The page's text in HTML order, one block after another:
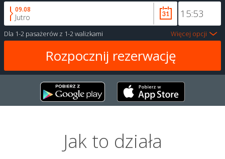
09.08
Jutro
Dla 1-2 pasażerów z 1-2 walizkami Więcej opcji
Jak to działa